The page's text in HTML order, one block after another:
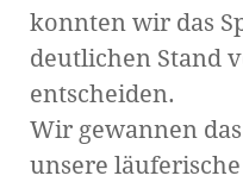
konnten wir das
deutlichen Stand
entscheiden.
Wir gewannen
unsere